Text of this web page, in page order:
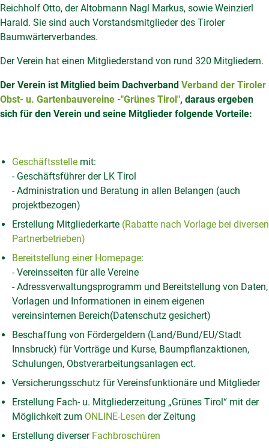
Reichholf Otto, der Altobmann Nagl Markus, sowie Weinzierl
Harald. Sie sind auch Vorstandsmitglieder des Tiroler
Baumwärterverbandes.
Der Verein hat einen Mitgliederstand von rund 320 Mitgliedern.
Der Verein ist Mitglied beim Dachverband Verband der Tiroler
Obst- u. Gartenbauvereine -"Grünes Tirol", daraus ergeben
sich für den Verein und seine Mitglieder folgende Vorteile:
Geschäftsstelle mit:
- Geschäftsführer der LK Tirol
- Administration und Beratung in allen Belangen (auch
projektbezogen)
Erstellung Mitgliederkarte (Rabatte nach Vorlage bei diversen
Partnerbetrieben)
Bereitstellung einer Homepage:
- Vereinsseiten für alle Vereine
- Adressverwaltungsprogramm und Bereitstellung von Daten,
Vorlagen und Informationen in einem eigenen
vereinsinternen Bereich(Datenschutz gesichert)
Beschaffung von Fördergeldern (Land/Bund/EU/Stadt
Innsbruck) für Vorträge und Kurse, Baumpflanzaktionen,
Schulungen, Obstverarbeitungsanlagen ect.
Versicherungsschutz für Vereinsfunktionäre und Mitglieder
Erstellung Fach- u. Mitgliederzeitung „Grünes Tirol“ mit der
Möglichkeit zum ONLINE-Lesen der Zeitung
Erstellung diverser Fachbroschüren